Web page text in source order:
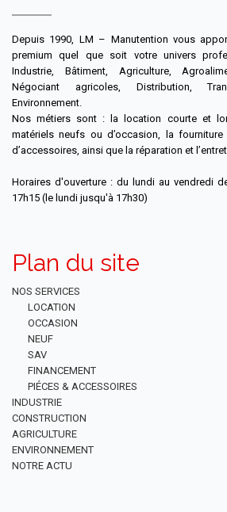
Depuis 1990, LM – Manutention vous
premium quel que soit votre univers
Industrie, Bâtiment, Agriculture,
Négociant agricoles, Distribution,
Environnement.
Nos métiers sont : la location courte et
matériels neufs ou d’occasion, la
d’accessoires, ainsi que la réparation et
Horaires d'ouverture : du lundi au vendredi
17h15 (le lundi jusqu'à 17h30)
Plan du site
NOS SERVICES
LOCATION
OCCASION
NEUF
SAV
FINANCEMENT
PIÉCES & ACCESSOIRES
INDUSTRIE
CONSTRUCTION
AGRICULTURE
ENVIRONNEMENT
NOTRE ACTU